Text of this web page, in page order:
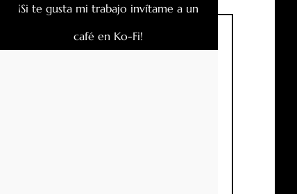
¡Si te gusta mi trabajo invítame a un
café en Ko-Fi!